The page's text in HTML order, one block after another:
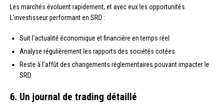
Les marchés évoluent rapidement, et avec eux les opportunités.
L’investisseur performant en SRD :
Suit l’actualité économique et financière en temps réel
Analyse régulièrement les rapports des sociétés cotées
Reste à l’affût des changements réglementaires pouvant impacter le
SRD
6. Un journal de trading détaillé